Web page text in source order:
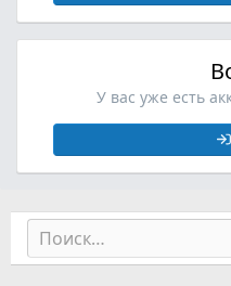
У вас уже есть